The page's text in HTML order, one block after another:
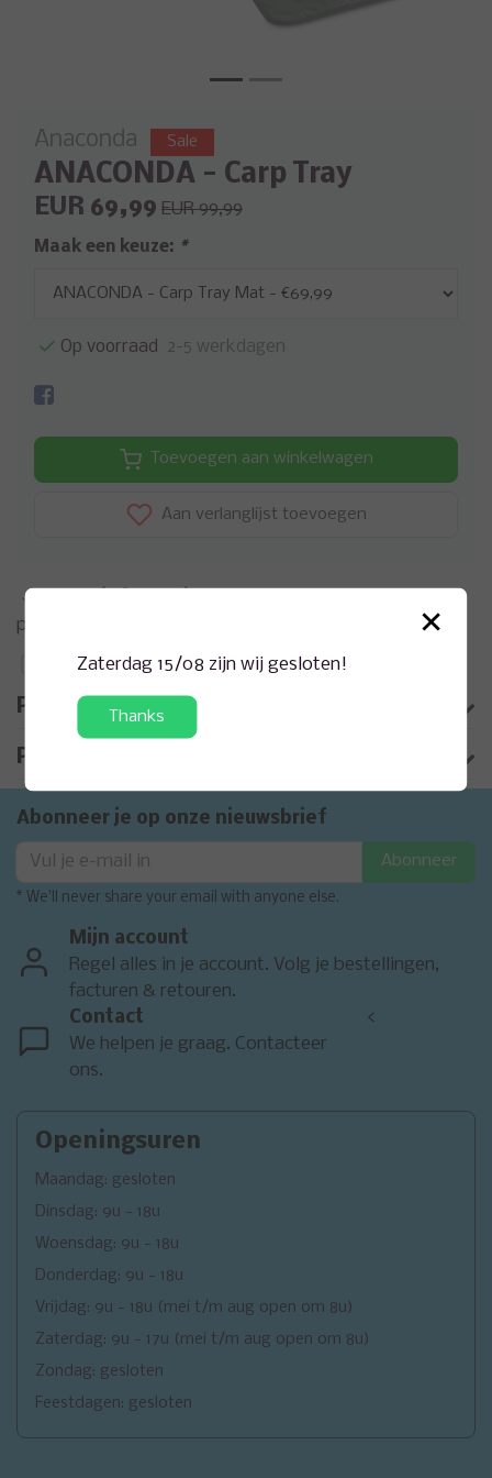
Anaconda Sale
ANACONDA - Carp Tray
EUR 69,99 EUR 99,99
Maak een keuze: *
Op voorraad 2-5 werkdagen
Toevoegen aan winkelwagen
Aan verlanglijst toevoegen
product
Toevoegen aan vergelijking
Productomschrijving
Product informatie
Abonneer je op onze nieuwsbrief
Abonneer
* We'll never share your email with anyone else.
Mijn account
Regel alles in je account. Volg je bestellingen,
facturen & retouren.
Contact
We helpen je graag. Contacteer
ons.
<
Openingsuren
Maandag: gesloten
Dinsdag: 9u - 18u
Woensdag: 9u - 18u
Donderdag: 9u - 18u
Vrijdag: 9u - 18u (mei t/m aug open om 8u)
Zaterdag: 9u - 17u (mei t/m aug open om 8u)
Zondag: gesloten
Feestdagen: gesloten
×
Zaterdag 15/08 zijn wij gesloten!
Thanks